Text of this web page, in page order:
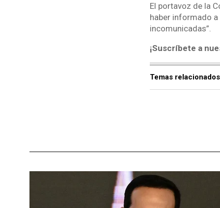
El portavoz de la
haber informado
incomunicadas”.
¡Suscríbete a
Temas